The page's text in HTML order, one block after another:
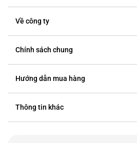
Về công ty
Chính sách chung
Hướng dẫn mua hàng
Thông tin khác